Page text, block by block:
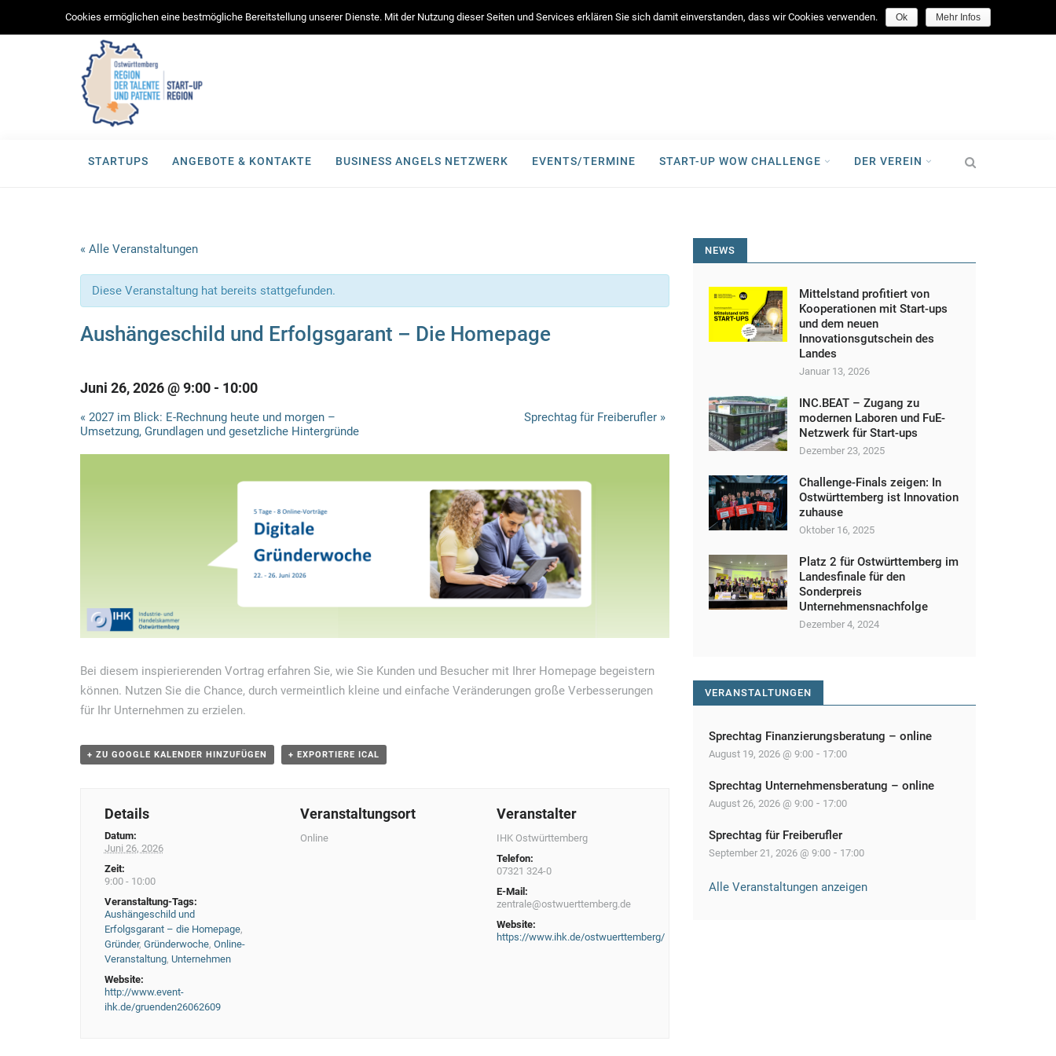
facebook
STARTUPS ANGEBOTE & KONTAKTE BUSINESS ANGELS NETZWERK EVENTS/TERMINE START-UP WOW CHALLENGE DER VEREIN
« Alle Veranstaltungen
Diese Veranstaltung hat bereits stattgefunden.
Aushängeschild und Erfolgsgarant – Die Homepage
Juni 26, 2026 @ 9:00 - 10:00
V
t
u
n
g
a
« 2027 im Blick: E-Rechnung heute und morgen –
Umsetzung, Grundlagen und gesetzliche Hintergründe
Sprechtag für Freiberufler »
Bei diesem inspierierenden Vortrag erfahren Sie, wie Sie Kunden und Besucher mit Ihrer Homepage begeistern
können. Nutzen Sie die Chance, durch vermeintlich kleine und einfache Veränderungen große Verbesserungen
für Ihr Unternehmen zu erzielen.
+ ZU GOOGLE KALENDER HINZUFÜGEN + EXPORTIERE ICAL
Details
Datum:
Juni 26, 2026
Zeit:
9:00 - 10:00
Veranstaltung-Tags:
Aushängeschild und
Erfolgsgarant – die Homepage,
Gründer, Gründerwoche, Online-
Veranstaltung, Unternehmen
Website:
http://www.event-
ihk.de/gruenden26062609
Veranstaltungsort
Online
Veranstalter
IHK Ostwürttemberg
Telefon:
07321 324-0
E-Mail:
zentrale@ostwuerttemberg.de
Website:
https://www.ihk.de/ostwuerttemberg/
NEWS
Mittelstand profitiert von
Kooperationen mit Start-ups
und dem neuen
Innovationsgutschein des
Landes
Januar 13, 2026
INC.BEAT – Zugang zu
modernen Laboren und FuE-
Netzwerk für Start-ups
Dezember 23, 2025
Challenge-Finals zeigen: In
Ostwürttemberg ist Innovation
zuhause
Oktober 16, 2025
Platz 2 für Ostwürttemberg im
Landesfinale für den
Sonderpreis
Unternehmensnachfolge
Dezember 4, 2024
VERANSTALTUNGEN
Sprechtag Finanzierungsberatung – online
August 19, 2026 @ 9:00 - 17:00
Sprechtag Unternehmensberatung – online
August 26, 2026 @ 9:00 - 17:00
Sprechtag für Freiberufler
September 21, 2026 @ 9:00 - 17:00
Alle Veranstaltungen anzeigen
Cookies ermöglichen eine bestmögliche Bereitstellung unserer Dienste. Mit der Nutzung dieser Seiten und Services erklären Sie sich damit einverstanden, dass wir Cookies verwenden. Ok Mehr Infos